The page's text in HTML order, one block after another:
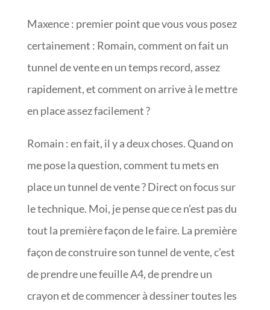
Maxence : premier point que vous vous posez
certainement : Romain, comment on fait un
tunnel de vente en un temps record, assez
rapidement, et comment on arrive à le mettre
en place assez facilement ?
Romain : en fait, il y a deux choses. Quand on
me pose la question, comment tu mets en
place un tunnel de vente ? Direct on focus sur
le technique. Moi, je pense que ce n’est pas du
tout la première façon de le faire. La première
façon de construire son tunnel de vente, c’est
de prendre une feuille A4, de prendre un
crayon et de commencer à dessiner toutes les